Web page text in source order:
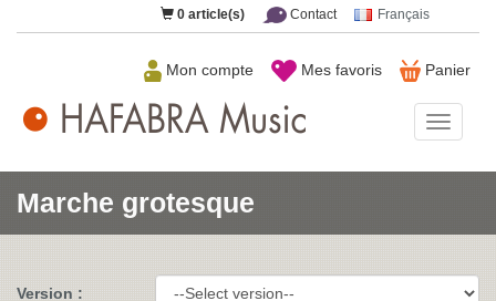
0 article(s) Contact Français
Panier
Mes favoris
Mon compte
Music
Marche grotesque
Version :